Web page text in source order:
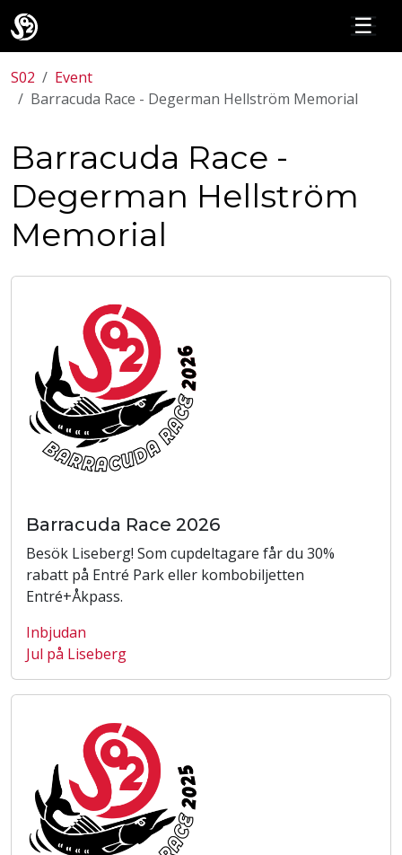
☰
S02
Event
Barracuda Race - Degerman Hellström Memorial
Barracuda Race -
Degerman Hellström
Memorial
Barracuda Race 2026
Besök Liseberg! Som cupdeltagare får du 30%
rabatt på Entré Park eller kombobiljetten
Entré+Åkpass.
Inbjudan
Jul på Liseberg